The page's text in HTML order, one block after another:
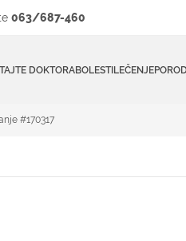
063/687-460
DOKTORABOLESTILEČENJE
#170317